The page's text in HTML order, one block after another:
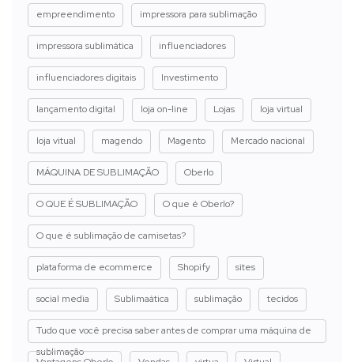
empreendimento impressora para sublimação
impressora sublimática influenciadores
influenciadores digitais Investimento
lançamento digital loja on-line Lojas loja virtual
loja vitual magendo Magento Mercado nacional
MÁQUINA DE SUBLIMAÇÃO Oberlo
O QUE É SUBLIMAÇÃO O que é Oberlo?
O que é sublimação de camisetas?
plataforma de ecommerce Shopify sites
social media Sublimaática sublimação tecidos
Tudo que você precisa saber antes de comprar uma máquina de
sublimação